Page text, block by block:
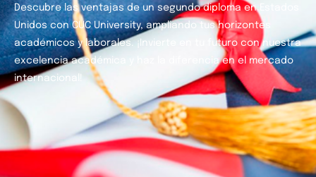
Descubre las ventajas de un segundo diploma en Estados
Unidos con CUC University, ampliando tus horizontes
académicos y laborales. ¡Invierte en tu futuro con nuestra
excelencia académica y haz la diferencia en el mercado
internacional!